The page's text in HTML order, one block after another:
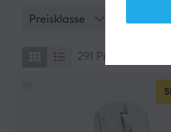
Preisklasse
291 Produkte